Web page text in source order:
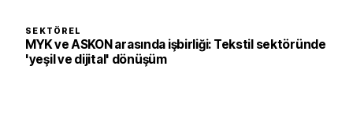
SEKTÖREL
MYK ve ASKON arasında işbirliği: Tekstil sektöründe
'yeşil ve dijital' dönüşüm